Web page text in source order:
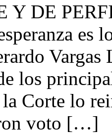
Y DE
es
los
la Corte lo
voto […]